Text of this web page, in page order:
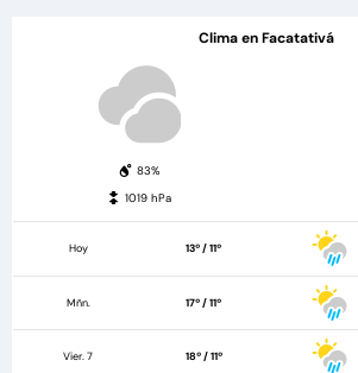
Clima en Facatativá
83%
1019 hPa
Hoy 13º / 11º
Mñn. 17º / 11º
Vier. 7 18º / 11º